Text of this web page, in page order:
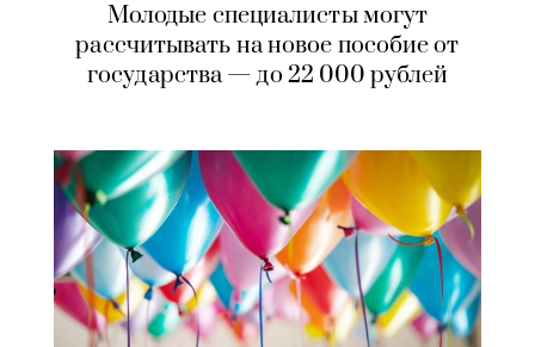
Молодые специалисты могут
рассчитывать на новое пособие от
государства — до 22 000 рублей